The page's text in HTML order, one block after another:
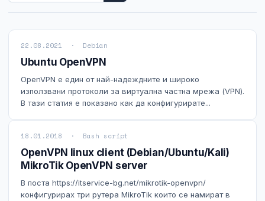
Видеонаблюдение
Firewall и VPN
Хостинг и VPS сървъри
Колокация на сървъри
NIS2
22.08.2021 · Debian
Ubuntu OpenVPN
OpenVPN е един от най-надеждните и широко
използвани протоколи за виртуална частна мрежа (VPN).
В тази статия е показано как да конфигурирате...
18.01.2018 · Bash script
OpenVPN linux client (Debian/Ubuntu/Kali)
MikroTik OpenVPN server
В поста https://itservice-bg.net/mikrotik-openvpn/
конфигурирах три рутера MikroTik които се намират в